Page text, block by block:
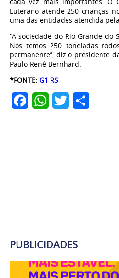
Luterano atende 250 crianças
uma das entidades atendida
“A sociedade do Rio Grande do
Nós temos 250 toneladas
permanente”, diz o presidente
Paulo Renê Bernhard.
*FONTE: G1 RS
FacebookWhatsApp
Twitter
PUBLICIDADES